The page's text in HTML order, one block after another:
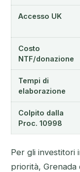
Accesso UK
Costo
NTF/donazione
Tempi di
elaborazione
Colpito dalla
Proc. 10998
Per gli investitori
priorità,